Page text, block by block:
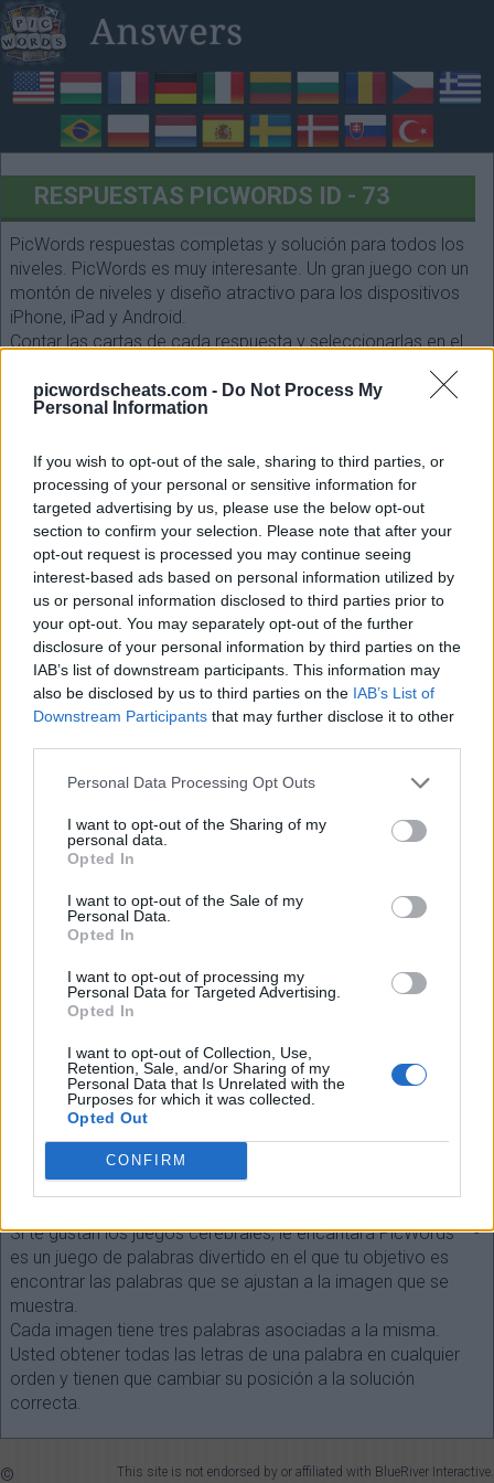
picwordscheats.com - Do Not Process My
Personal Information
If you wish to opt-out of the sale, sharing to third parties, or
processing of your personal or sensitive information for
targeted advertising by us, please use the below opt-out
section to confirm your selection. Please note that after your
opt-out request is processed you may continue seeing
interest-based ads based on personal information utilized by
us or personal information disclosed to third parties prior to
your opt-out. You may separately opt-out of the further
disclosure of your personal information by third parties on the
IAB’s list of downstream participants. This information may
also be disclosed by us to third parties on the IAB’s List of
Downstream Participants that may further disclose it to other
Personal Data Processing Opt Outs
I want to opt-out of the Sharing of my
personal data.
Opted In
I want to opt-out of the Sale of my
Personal Data.
Opted In
I want to opt-out of processing my
Personal Data for Targeted Advertising.
Opted In
I want to opt-out of Collection, Use,
Retention, Sale, and/or Sharing of my
Personal Data that Is Unrelated with the
Purposes for which it was collected.
Opted Out
CONFIRM
RESPUESTAS PICWORDS ID - 73
PicWords respuestas completas y solución para todos los
niveles. PicWords es muy interesante. Un gran juego con un
montón de niveles y diseño atractivo para los dispositivos
iPhone, iPad y Android.
Contar las cartas de cada respuesta y seleccionarlas en el
Responder: viejo, plátanos, mercado
Espalda
(90votos, media: fuera de 5
Seleccione cada longitud de palabra:
¡Buscar!
SOBRE EL JUEGO
Si te gustan los juegos cerebrales, le encantará PicWords ™ -
es un juego de palabras divertido en el que tu objetivo es
encontrar las palabras que se ajustan a la imagen que se
muestra.
Cada imagen tiene tres palabras asociadas a la misma.
Usted obtener todas las letras de una palabra en cualquier
orden y tienen que cambiar su posición a la solución
correcta.
This site is not endorsed by or affiliated with BlueRiver Interactive.
©